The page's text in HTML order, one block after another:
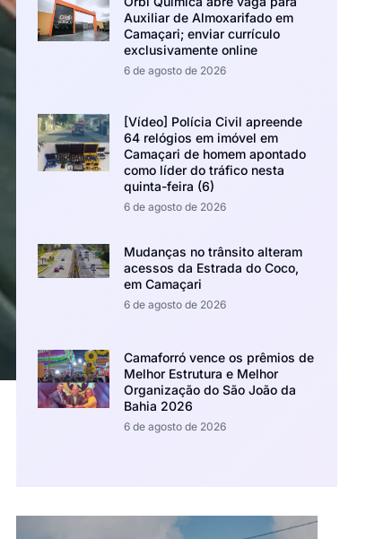
Auxiliar de Almoxarifado em
Camaçari; enviar currículo
exclusivamente online
6 de agosto de 2026
[Vídeo] Polícia Civil apreende
64 relógios em imóvel em
Camaçari de homem apontado
como líder do tráfico nesta
quinta-feira (6)
6 de agosto de 2026
Mudanças no trânsito alteram
acessos da Estrada do Coco,
em Camaçari
6 de agosto de 2026
Camaforró vence os prêmios de
Melhor Estrutura e Melhor
Organização do São João da
Bahia 2026
6 de agosto de 2026